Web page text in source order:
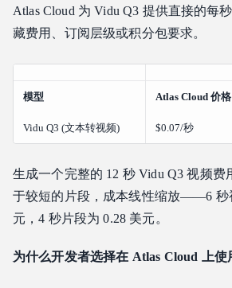
Atlas Cloud 为 Vidu Q3 提供直接的每
藏费用、订阅层级或积分包要求。
模型 Atlas Cloud 价格
Vidu Q3 (文本转视频) $0.07/秒
生成一个完整的 12 秒 Vidu Q3 视频费
于较短的片段，成本线性缩放——6 秒
元，4 秒片段为 0.28 美元。
为什么开发者选择在 Atlas Cloud 上使